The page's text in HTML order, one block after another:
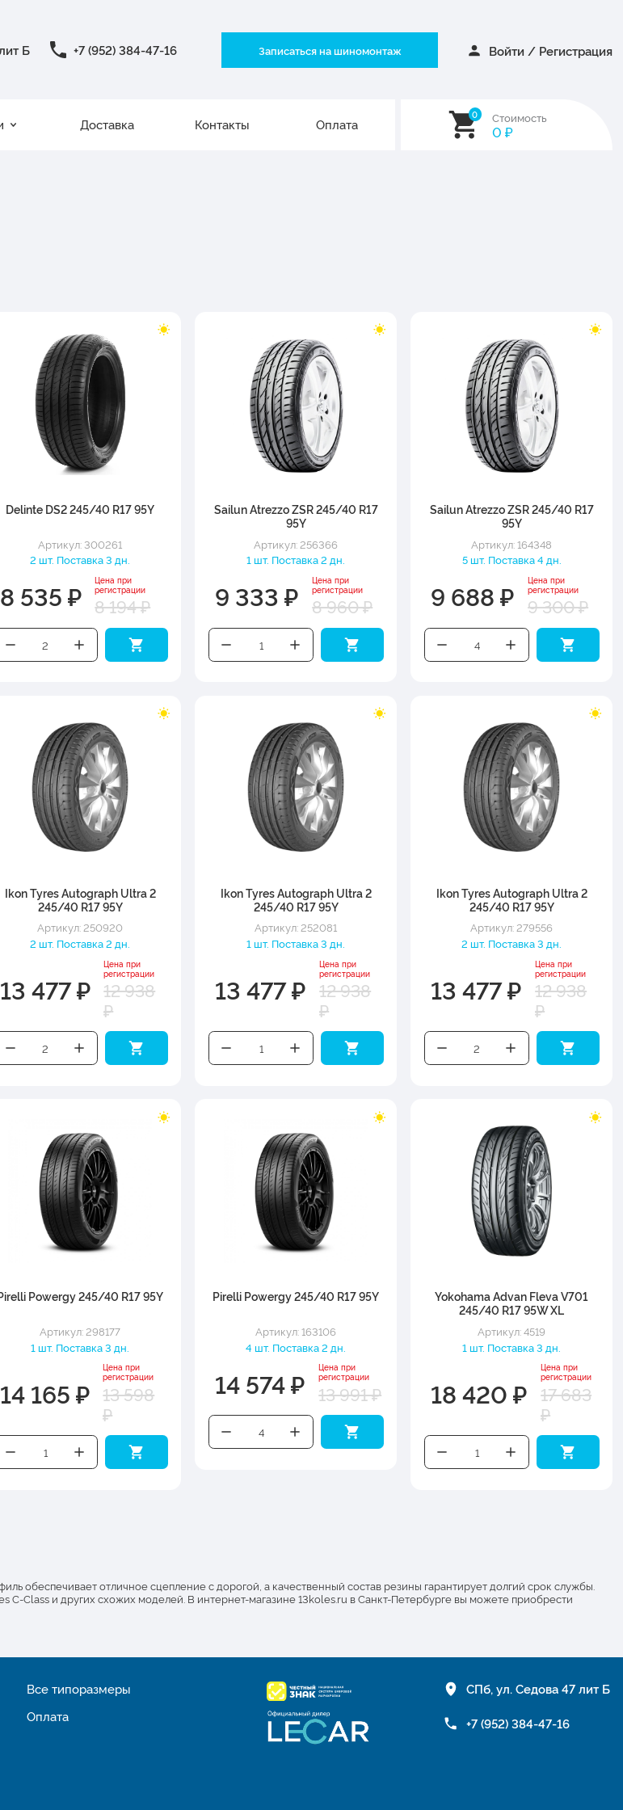
Б +7 (952) 384-47-16 Записаться на шиномонтаж Войти / Регистрация
Доставка Контакты Оплата
0 Стоимость
0 ₽
Delinte DS2 245/40 R17 95Y
Артикул: 300261
2 шт. Поставка 3 дн.
8 535 ₽
Цена при
регистрации
8 194 ₽
Sailun Atrezzo ZSR 245/40 R17
95Y
Артикул: 256366
1 шт. Поставка 2 дн.
9 333 ₽
Цена при
регистрации
8 960 ₽
Sailun Atrezzo ZSR 245/40 R17
95Y
Артикул: 164348
5 шт. Поставка 4 дн.
9 688 ₽
Цена при
регистрации
9 300 ₽
Ikon Tyres Autograph Ultra 2
245/40 R17 95Y
Артикул: 250920
2 шт. Поставка 2 дн.
13 477 ₽
Цена при
регистрации
12 938
₽
Ikon Tyres Autograph Ultra 2
245/40 R17 95Y
Артикул: 252081
1 шт. Поставка 3 дн.
13 477 ₽
Цена при
регистрации
12 938
₽
Ikon Tyres Autograph Ultra 2
245/40 R17 95Y
Артикул: 279556
2 шт. Поставка 3 дн.
13 477 ₽
Цена при
регистрации
12 938
₽
Powergy 245/40 R17 95Y
Артикул: 298177
1 шт. Поставка 3 дн.
14 165 ₽
Цена при
регистрации
13 598
₽
Pirelli Powergy 245/40 R17 95Y
Артикул: 163106
4 шт. Поставка 2 дн.
14 574 ₽
Цена при
регистрации
13 991 ₽
Yokohama Advan Fleva V701
245/40 R17 95W XL
Артикул: 4519
1 шт. Поставка 3 дн.
18 420 ₽
Цена при
регистрации
17 683
₽
обеспечивает отличное сцепление с дорогой, а качественный состав резины гарантирует долгий срок службы.
Class и других схожих моделей. В интернет-магазине 13koles.ru в Санкт-Петербурге вы можете приобрести
Все типоразмеры
Оплата
СПб, ул. Седова 47 лит Б
+7 (952) 384-47-16